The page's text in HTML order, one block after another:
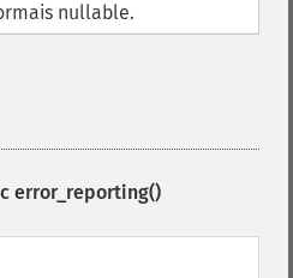
nullable.
error_reporting()